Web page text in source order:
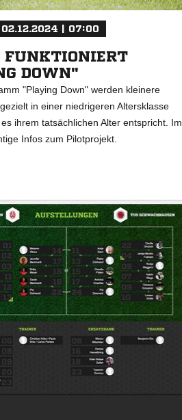
02.12.2024 | 07:00
FUNKTIONIERT
DOWN"
"Playing Down" werden kleinere
in einer niedrigeren Altersklasse
ihrem tatsächlichen Alter entspricht. Im
Infos zum Pilotprojekt.